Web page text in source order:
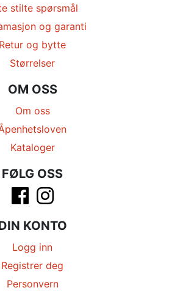
stilte spørsmål
og garanti
Retur og bytte
Størrelser
OM OSS
Om oss
Kataloger
FØLG OSS
KONTO
Logg inn
Registrer deg
Personvern